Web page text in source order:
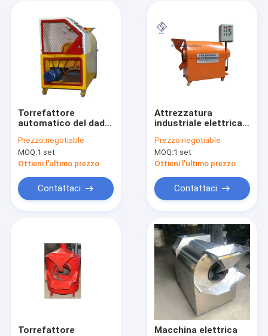
Prodotti
Video
Circa noi
Torrefattore
automatico del dado
inossidabile
dell'arachide della
macchina piena del
Prezzo:negotiable
MOQ:1 set
Ottieni l'ultimo prezzo
Contattaci
Attrezzatura
industriale elettrica
macchina del
girarrosto del chicco
di caffè
Prezzo:negotiable
MOQ:1 set
Ottieni l'ultimo prezzo
Contattaci
Torrefattore
Macchina elettrica